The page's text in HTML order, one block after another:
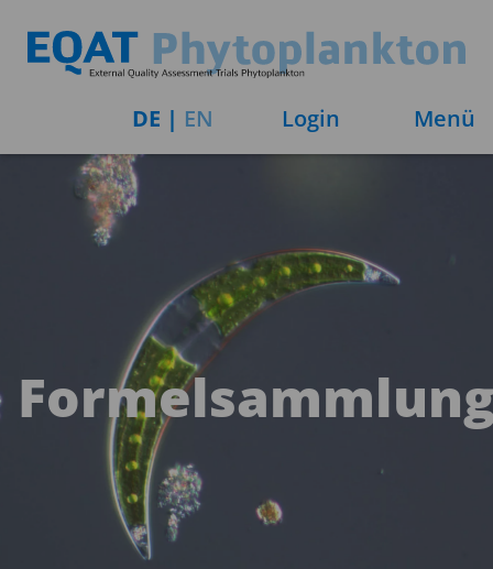
DE | EN Login Menü